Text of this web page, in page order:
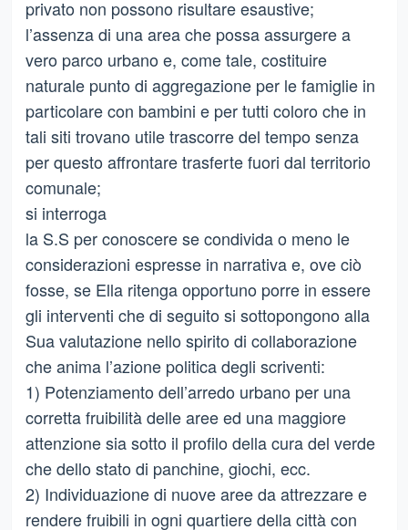
privato non possono risultare esaustive;
l’assenza di una area che possa assurgere a
vero parco urbano e, come tale, costituire
naturale punto di aggregazione per le famiglie in
particolare con bambini e per tutti coloro che in
tali siti trovano utile trascorre del tempo senza
per questo affrontare trasferte fuori dal territorio
comunale;
si interroga
la S.S per conoscere se condivida o meno le
considerazioni espresse in narrativa e, ove ciò
fosse, se Ella ritenga opportuno porre in essere
gli interventi che di seguito si sottopongono alla
Sua valutazione nello spirito di collaborazione
che anima l’azione politica degli scriventi:
1) Potenziamento dell’arredo urbano per una
corretta fruibilità delle aree ed una maggiore
attenzione sia sotto il profilo della cura del verde
che dello stato di panchine, giochi, ecc.
2) Individuazione di nuove aree da attrezzare e
rendere fruibili in ogni quartiere della città con